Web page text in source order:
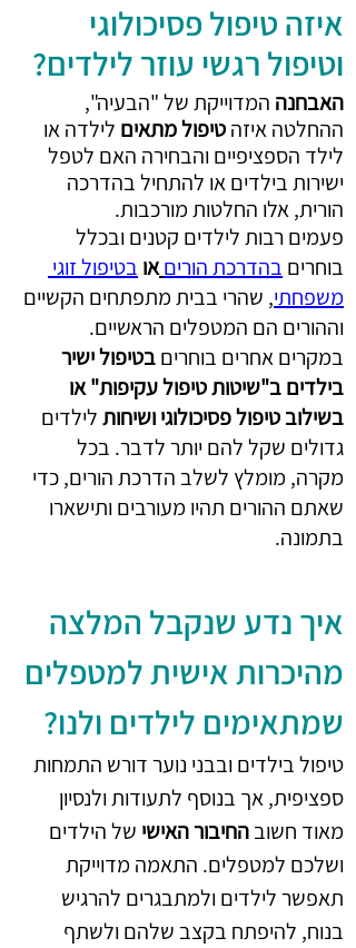
איזה טיפול פסיכולוגי
וטיפול רגשי עוזר לילדים?
האבחנה המדוייקת של "הבעיה",
ההחלטה איזה טיפול מתאים לילדה או
לילד הספציפיים והבחירה האם לטפל
ישירות בילדים או להתחיל בהדרכה
הורית, אלו החלטות מורכבות.
פעמים רבות לילדים קטנים ובכלל
בוחרים בהדרכת הוריםאו בטיפול זוגי
משפחתי, שהרי בבית מתפתחים הקשיים
וההורים הם המטפלים הראשיים.
במקרים אחרים בוחרים בטיפול ישיר
בילדים ב"שיטות טיפול עקיפות" או
בשילוב טיפול פסיכולוגי ושיחות לילדים
גדולים שקל להם יותר לדבר. בכל
מקרה, מומלץ לשלב הדרכת הורים, כדי
שאתם ההורים תהיו מעורבים ותישארו
בתמונה.
איך נדע שנקבל המלצה
מהיכרות אישית למטפלים
שמתאימים לילדים ולנו?
טיפול בילדים ובבני נוער דורש התמחות
ספציפית, אך בנוסף לתעודות ולנסיון
מאוד חשוב החיבור האישי של הילדים
ושלכם למטפלים. התאמה מדוייקת
תאפשר לילדים ולמתבגרים להרגיש
בנוח, להיפתח בקצב שלהם ולשתף